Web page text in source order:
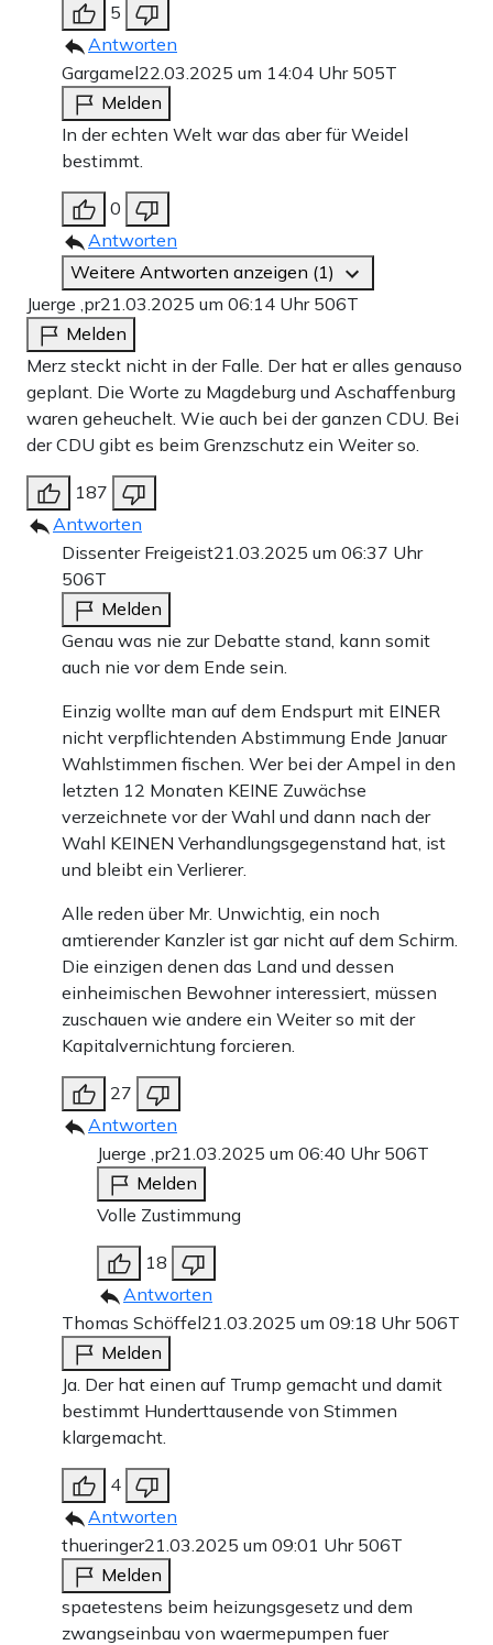
5
Antworten
Gargamel22.03.2025 um 14:04 Uhr 505T
Melden
In der echten Welt war das aber für Weidel
bestimmt.
0
Antworten
Weitere Antworten anzeigen (1)
Juerge ,pr21.03.2025 um 06:14 Uhr 506T
Melden
Merz steckt nicht in der Falle. Der hat er alles genauso
geplant. Die Worte zu Magdeburg und Aschaffenburg
waren geheuchelt. Wie auch bei der ganzen CDU. Bei
der CDU gibt es beim Grenzschutz ein Weiter so.
187
Antworten
Dissenter Freigeist21.03.2025 um 06:37 Uhr
506T
Melden
Genau was nie zur Debatte stand, kann somit
auch nie vor dem Ende sein.
Einzig wollte man auf dem Endspurt mit EINER
nicht verpflichtenden Abstimmung Ende Januar
Wahlstimmen fischen. Wer bei der Ampel in den
letzten 12 Monaten KEINE Zuwächse
verzeichnete vor der Wahl und dann nach der
Wahl KEINEN Verhandlungsgegenstand hat, ist
und bleibt ein Verlierer.
Alle reden über Mr. Unwichtig, ein noch
amtierender Kanzler ist gar nicht auf dem Schirm.
Die einzigen denen das Land und dessen
einheimischen Bewohner interessiert, müssen
zuschauen wie andere ein Weiter so mit der
Kapitalvernichtung forcieren.
27
Antworten
Juerge ,pr21.03.2025 um 06:40 Uhr 506T
Melden
Volle Zustimmung
18
Antworten
Thomas Schöffel21.03.2025 um 09:18 Uhr 506T
Melden
Ja. Der hat einen auf Trump gemacht und damit
bestimmt Hunderttausende von Stimmen
klargemacht.
4
Antworten
thueringer21.03.2025 um 09:01 Uhr 506T
Melden
spaetestens beim heizungsgesetz und dem
zwangseinbau von waermepumpen fuer